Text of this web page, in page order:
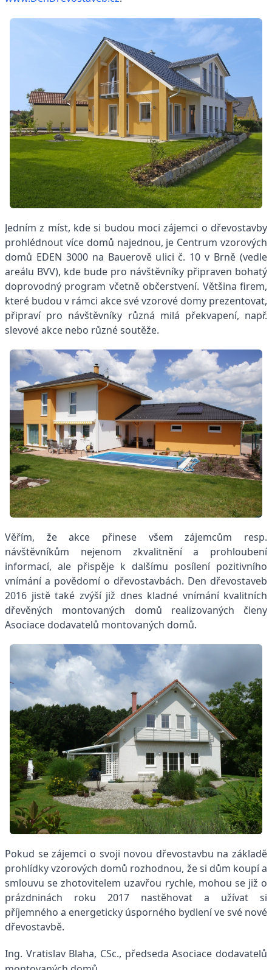
Jedním z míst, kde si budou moci zájemci o dřevostavby
prohlédnout více domů najednou, je Centrum vzorových
domů EDEN 3000 na Bauerově ulici č. 10 v Brně (vedle
areálu BVV), kde bude pro návštěvníky připraven bohatý
doprovodný program včetně občerstvení. Většina firem,
které budou v rámci akce své vzorové domy prezentovat,
připraví pro návštěvníky různá milá překvapení, např.
slevové akce nebo různé soutěže.
Věřím, že akce přinese všem zájemcům resp.
návštěvníkům nejenom zkvalitnění a prohloubení
informací, ale přispěje k dalšímu posílení pozitivního
vnímání a povědomí o dřevostavbách. Den dřevostaveb
2016 jistě také zvýší již dnes kladné vnímání kvalitních
dřevěných montovaných domů realizovaných členy
Asociace dodavatelů montovaných domů.
Pokud se zájemci o svoji novou dřevostavbu na základě
prohlídky vzorových domů rozhodnou, že si dům koupí a
smlouvu se zhotovitelem uzavřou rychle, mohou se již o
prázdninách roku 2017 nastěhovat a užívat si
příjemného a energeticky úsporného bydlení ve své nové
dřevostavbě.
Ing. Vratislav Blaha, CSc., předseda Asociace dodavatelů